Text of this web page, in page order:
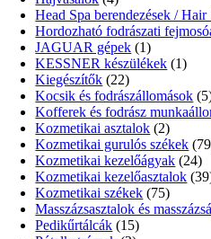
Head Spa berendezések / Hair
Hordozható fodrászati
JAGUAR gépek (1)
KESSNER készülékek (1)
Kiegészítők (22)
Kocsik és fodrászállomások
Kofferek és fodrász
Kozmetikai asztalok (2)
Kozmetikai gurulós székek
Kozmetikai kezelőágyak (24)
Kozmetikai kezelőasztalok
Kozmetikai székek (75)
Masszázsasztalok és
Pedikűrtálcák (15)